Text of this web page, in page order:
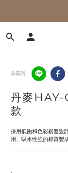
分享到
丹麥
款
採用低飽和色彩棋盤設
用、吸水性強的棉質製